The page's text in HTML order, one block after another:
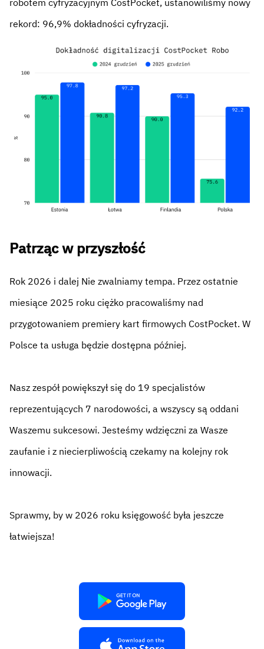
robotem cyfryzacyjnym CostPocket, ustanowiliśmy nowy
rekord: 96,9% dokładności cyfryzacji.
Patrząc w przyszłość
Rok 2026 i dalej Nie zwalniamy tempa. Przez ostatnie
miesiące 2025 roku ciężko pracowaliśmy nad
przygotowaniem premiery kart firmowych CostPocket. W
Polsce ta usługa będzie dostępna później.
Nasz zespół powiększył się do 19 specjalistów
reprezentujących 7 narodowości, a wszyscy są oddani
Waszemu sukcesowi. Jesteśmy wdzięczni za Wasze
zaufanie i z niecierpliwością czekamy na kolejny rok
innowacji.
Sprawmy, by w 2026 roku księgowość była jeszcze
łatwiejsza!